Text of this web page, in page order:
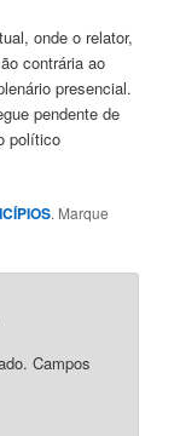
onde o relator,
contrária ao
presencial.
pendente de
político
. Marque
Campos